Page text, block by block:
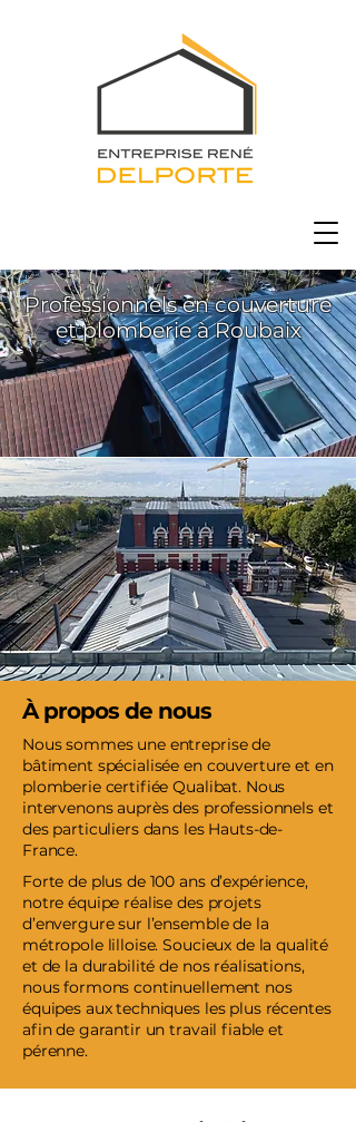
Professionnels en couverture
et plomberie à Roubaix
À propos de nous
Nous sommes une entreprise de
bâtiment spécialisée en couverture et en
plomberie certifiée Qualibat. Nous
intervenons auprès des professionnels et
des particuliers dans les Hauts-de-
France.
Forte de plus de 100 ans d’expérience,
notre équipe réalise des projets
d’envergure sur l’ensemble de la
métropole lilloise. Soucieux de la qualité
et de la durabilité de nos réalisations,
nous formons continuellement nos
équipes aux techniques les plus récentes
afin de garantir un travail fiable et
pérenne.